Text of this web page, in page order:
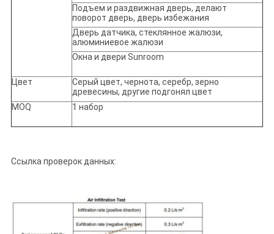
Подъем и раздвижная дверь, делают
поворот дверь, дверь избежания
Дверь датчика, стеклянное жалюзи,
алюминиевое жалюзи
Окна и двери Sunroom
Цвет
Серый цвет, чернота, серебр, зерно
древесины, другие подгонял цвет
MOQ
1 набор
Ссылка проверок данных: